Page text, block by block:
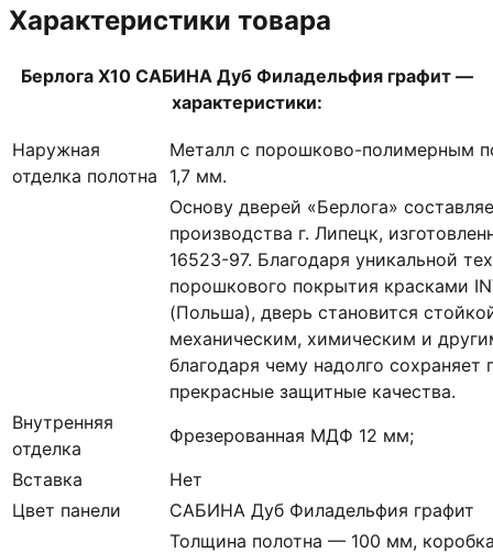
Характеристики товара
Берлога Х10 САБИНА Дуб Филадельфия графит —
характеристики:
Наружная
отделка полотна
Металл с порошково-полимерным
1,7 мм.
Основу дверей «Берлога»
производства г. Липецк,
16523-97. Благодаря уникальной
порошкового покрытия красками
(Польша), дверь становится
механическим, химическим и
благодаря чему надолго сохраняет
прекрасные защитные качества.
Внутренняя
отделка
Фрезерованная МДФ 12 мм;
Вставка
Нет
Цвет панели
САБИНА Дуб Филадельфия графит
Толщина полотна — 100 мм,